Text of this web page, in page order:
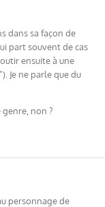
dans sa façon de
part souvent de cas
ensuite à une
Je ne parle que du
genre, non ?
personnage de